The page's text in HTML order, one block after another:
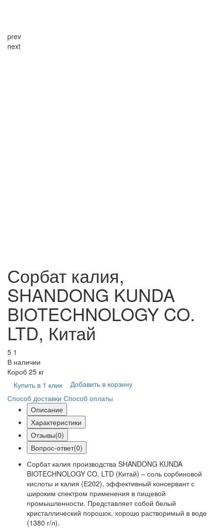
prev
next
Сорбат калия,
SHANDONG KUNDA
BIOTECHNOLOGY CO.
LTD, Китай
5 1
В наличии
Короб 25 кг
Купить в 1 клик
Добавить в корзину
Способ доставки Способ оплаты
Описание
Характеристики
Отзывы(0)
Вопрос-ответ(0)
Сорбат калия производства SHANDONG KUNDA
BIOTECHNOLOGY CO. LTD (Китай) – соль сорбиновой
кислоты и калия (Е202), эффективный консервант с
широким спектром применения в пищевой
промышленности. Представляет собой белый
кристаллический порошок, хорошо растворимый в воде
(1380 г/л).